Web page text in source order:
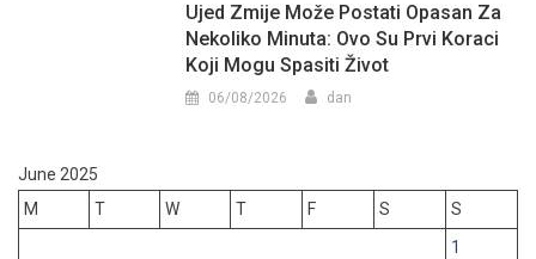
Ujed Zmije Može Postati Opasan Za
Nekoliko Minuta: Ovo Su Prvi Koraci
Koji Mogu Spasiti Život
06/08/2026 dan
June 2025
M
T W T F S
S
1